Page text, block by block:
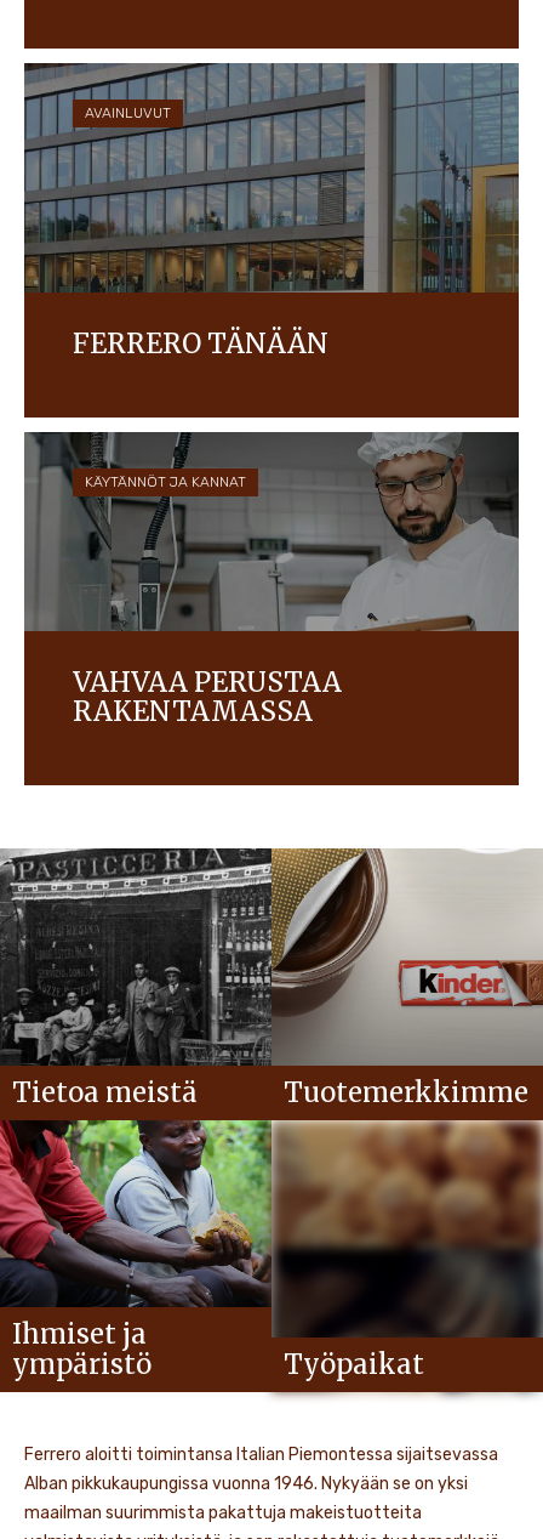
AVAINLUVUT
FERRERO TÄNÄÄN
tuotemerkkiä myydään yli 170 maassa.
KÄYTÄNNÖT JA KANNAT
VAHVAA PERUSTAA
RAKENTAMASSA
säilymisen ja huolehdimme samalla ympäristöstä,
viljelijöistä ja paikallisista yhteisöistä.
Tietoa meistä Tuotemerkkimme
Ihmiset ja
ympäristö
Työpaikat
Ferrero aloitti toimintansa Italian Piemontessa sijaitsevassa
Alban pikkukaupungissa vuonna 1946. Nykyään se on yksi
maailman suurimmista pakattuja makeistuotteita